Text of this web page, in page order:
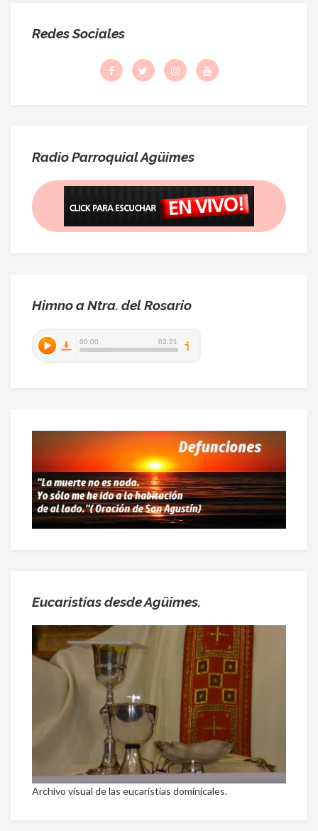
Redes Sociales
Radio Parroquial Agüimes
Himno a Ntra. del Rosario
Eucaristías desde Agüimes.
Archivo visual de las eucaristías dominicales.